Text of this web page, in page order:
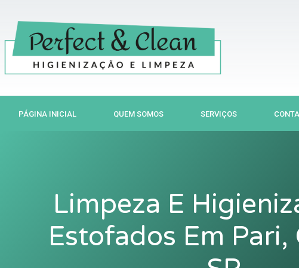
para
conteúdo
PÁGINA INICIAL QUEM SOMOS SERVIÇOS
Limpeza E
Estofados Em Pari,